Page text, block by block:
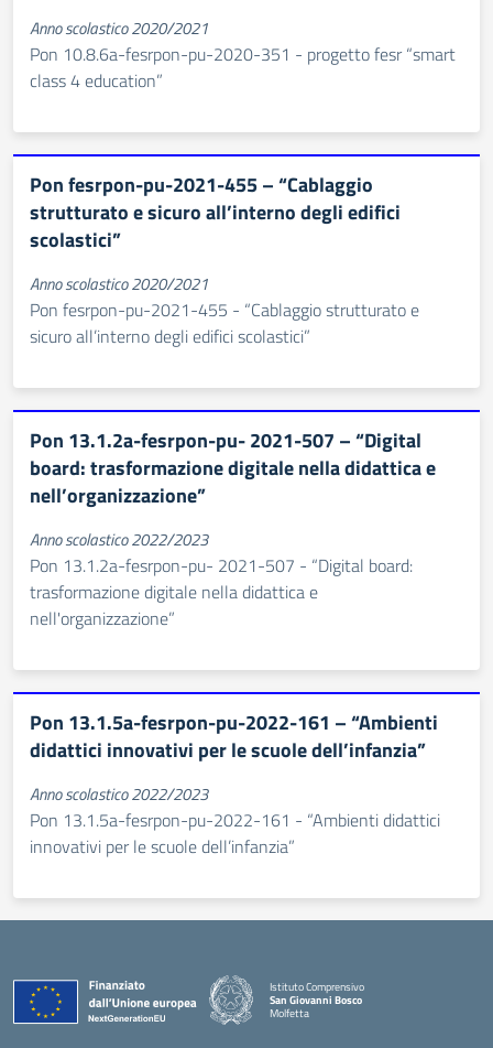
Anno scolastico 2020/2021
Pon 10.8.6a-fesrpon-pu-2020-351 - progetto fesr “smart
class 4 education”
Pon fesrpon-pu-2021-455 – “Cablaggio
strutturato e sicuro all’interno degli edifici
scolastici”
Anno scolastico 2020/2021
Pon fesrpon-pu-2021-455 - “Cablaggio strutturato e
sicuro all’interno degli edifici scolastici”
Pon 13.1.2a-fesrpon-pu- 2021-507 – “Digital
board: trasformazione digitale nella didattica e
nell’organizzazione”
Anno scolastico 2022/2023
Pon 13.1.2a-fesrpon-pu- 2021-507 - “Digital board:
trasformazione digitale nella didattica e
nell'organizzazione”
Pon 13.1.5a-fesrpon-pu-2022-161 – “Ambienti
didattici innovativi per le scuole dell’infanzia”
Anno scolastico 2022/2023
Pon 13.1.5a-fesrpon-pu-2022-161 - “Ambienti didattici
innovativi per le scuole dell’infanzia”
Istituto Comprensivo
San Giovanni Bosco
Molfetta